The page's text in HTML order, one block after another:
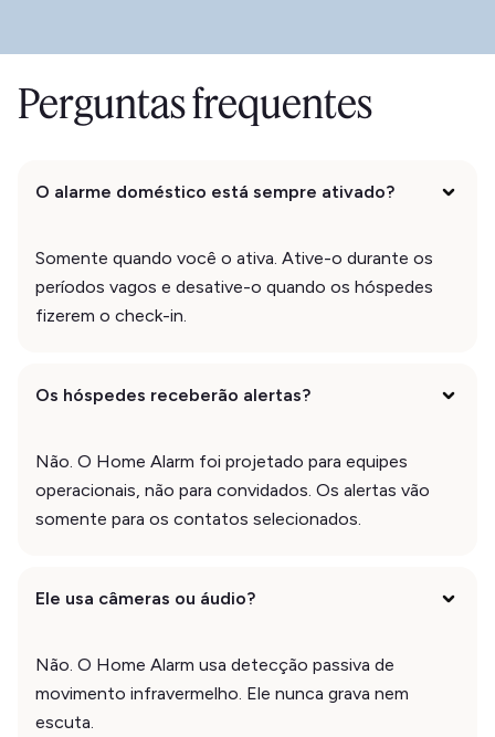
Perguntas frequentes
O alarme doméstico está sempre ativado?
Somente quando você o ativa. Ative-o durante os
períodos vagos e desative-o quando os hóspedes
fizerem o check-in.
Os hóspedes receberão alertas?
Não. O Home Alarm foi projetado para equipes
operacionais, não para convidados. Os alertas vão
somente para os contatos selecionados.
Ele usa câmeras ou áudio?
Não. O Home Alarm usa detecção passiva de
movimento infravermelho. Ele nunca grava nem
escuta.